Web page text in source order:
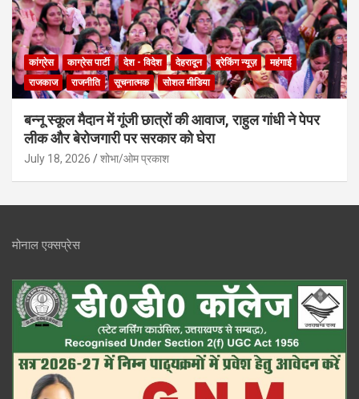
कांग्रेस काग्रेस पार्टी देश - विदेश देहरादून ब्रेकिंग न्यूज़
महंगाई
राजकाज
राजनीति सूचनात्मक सोशल मीडिया
बन्नू स्कूल मैदान में गूंजी छात्रों की आवाज, राहुल गांधी ने पेपर
लीक और बेरोजगारी पर सरकार को घेरा
July 18, 2026 शोभा/ओम प्रकाश
मोनाल एक्सप्रेस